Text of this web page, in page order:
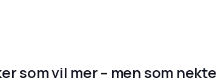
som vil mer – men som